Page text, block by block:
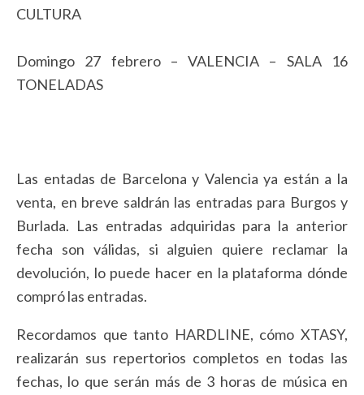
CULTURA
Domingo 27 febrero – VALENCIA – SALA 16
TONELADAS
Las entadas de Barcelona y Valencia ya están a la
venta, en breve saldrán las entradas para Burgos y
Burlada. Las entradas adquiridas para la anterior
fecha son válidas, si alguien quiere reclamar la
devolución, lo puede hacer en la plataforma dónde
compró las entradas.
Recordamos que tanto HARDLINE, cómo XTASY,
realizarán sus repertorios completos en todas las
fechas, lo que serán más de 3 horas de música en